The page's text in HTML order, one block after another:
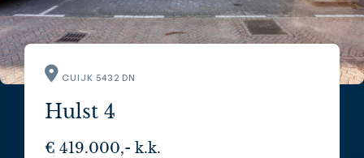
CUIJK 5432 DN
Hulst 4
€ 419.000,- k.k.